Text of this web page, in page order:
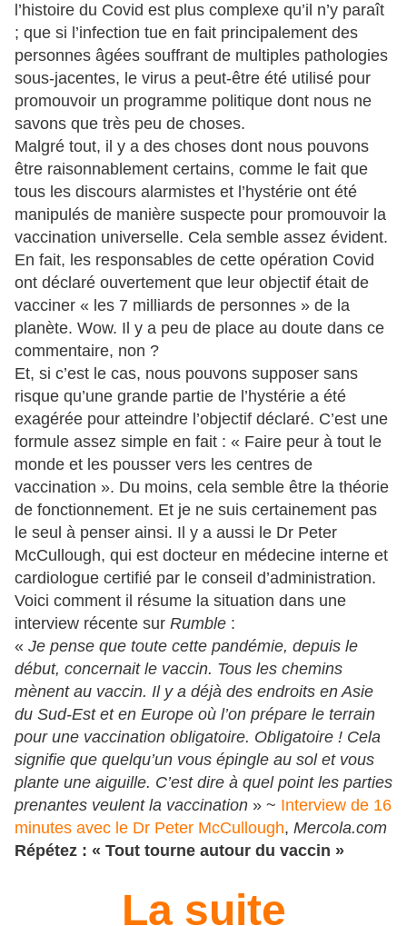
l’histoire du Covid est plus complexe qu’il n’y paraît
; que si l’infection tue en fait principalement des
personnes âgées souffrant de multiples pathologies
sous-jacentes, le virus a peut-être été utilisé pour
promouvoir un programme politique dont nous ne
savons que très peu de choses.
Malgré tout, il y a des choses dont nous pouvons
être raisonnablement certains, comme le fait que
tous les discours alarmistes et l’hystérie ont été
manipulés de manière suspecte pour promouvoir la
vaccination universelle. Cela semble assez évident.
En fait, les responsables de cette opération Covid
ont déclaré ouvertement que leur objectif était de
vacciner « les 7 milliards de personnes » de la
planète. Wow. Il y a peu de place au doute dans ce
commentaire, non ?
Et, si c’est le cas, nous pouvons supposer sans
risque qu’une grande partie de l’hystérie a été
exagérée pour atteindre l’objectif déclaré. C’est une
formule assez simple en fait : « Faire peur à tout le
monde et les pousser vers les centres de
vaccination ». Du moins, cela semble être la théorie
de fonctionnement. Et je ne suis certainement pas
le seul à penser ainsi. Il y a aussi le Dr Peter
McCullough, qui est docteur en médecine interne et
cardiologue certifié par le conseil d’administration.
Voici comment il résume la situation dans une
interview récente sur Rumble :
« Je pense que toute cette pandémie, depuis le
début, concernait le vaccin. Tous les chemins
mènent au vaccin. Il y a déjà des endroits en Asie
du Sud-Est et en Europe où l’on prépare le terrain
pour une vaccination obligatoire. Obligatoire ! Cela
signifie que quelqu’un vous épingle au sol et vous
plante une aiguille. C’est dire à quel point les parties
prenantes veulent la vaccination » ~ Interview de 16
minutes avec le Dr Peter McCullough, Mercola.com
Répétez : « Tout tourne autour du vaccin »
La suite